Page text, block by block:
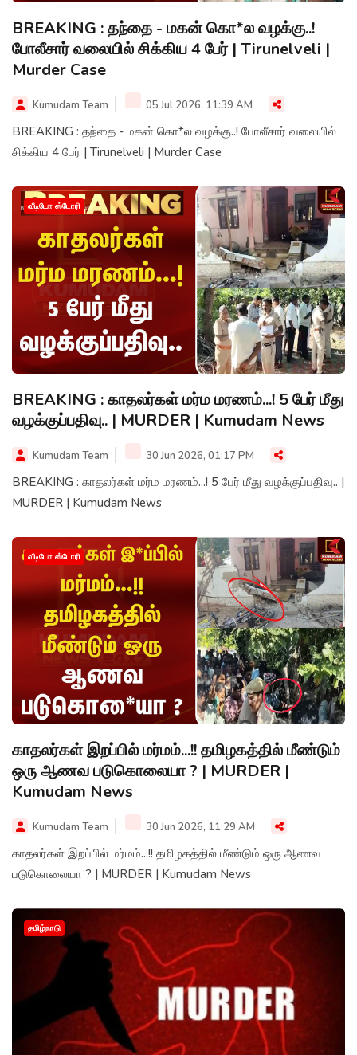
BREAKING : தந்தை - மகன் கொ*ல வழக்கு..!
போலீசார் வலையில் சிக்கிய 4 பேர் | Tirunelveli |
Murder Case
Kumudam Team 05 Jul 2026, 11:39 AM
BREAKING : தந்தை - மகன் கொ*ல வழக்கு..! போலீசார் வலையில்
சிக்கிய 4 பேர் | Tirunelveli | Murder Case
வீடியோ ஸ்டோரி
BREAKING : காதலர்கள் மர்ம மரணம்...! 5 பேர் மீது
வழக்குப்பதிவு.. | MURDER | Kumudam News
Kumudam Team 30 Jun 2026, 01:17 PM
BREAKING : காதலர்கள் மர்ம மரணம்...! 5 பேர் மீது வழக்குப்பதிவு.. |
MURDER | Kumudam News
வீடியோ ஸ்டோரி
காதலர்கள் இறப்பில் மர்மம்...!! தமிழகத்தில் மீண்டும்
ஒரு ஆணவ படுகொலையா ? | MURDER |
Kumudam News
Kumudam Team 30 Jun 2026, 11:29 AM
காதலர்கள் இறப்பில் மர்மம்...!! தமிழகத்தில் மீண்டும் ஒரு ஆணவ
படுகொலையா ? | MURDER | Kumudam News
தமிழ்நாடு